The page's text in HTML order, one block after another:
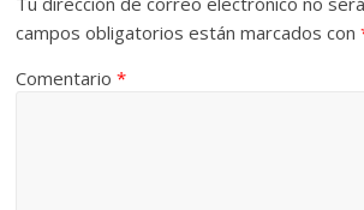
campos obligatorios están marcados con
Comentario*